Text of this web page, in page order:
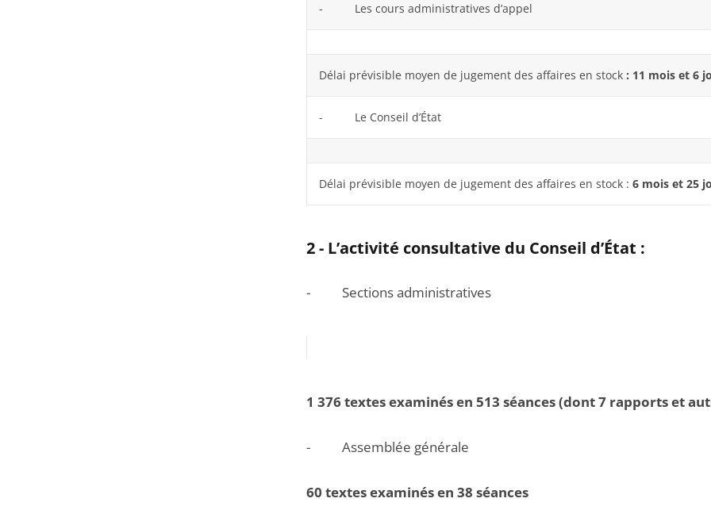
- Les cours administratives d’appel
Délai prévisible moyen de jugement des affaires en stock : 11 mois et 6
- Le Conseil d’État
Délai prévisible moyen de jugement des affaires en stock : 6 mois et 25
2 - L’activité consultative du Conseil d’État :
- Sections administratives
1 376 textes examinés en 513 séances (dont 7 rapports et
- Assemblée générale
60 textes examinés en 38 séances